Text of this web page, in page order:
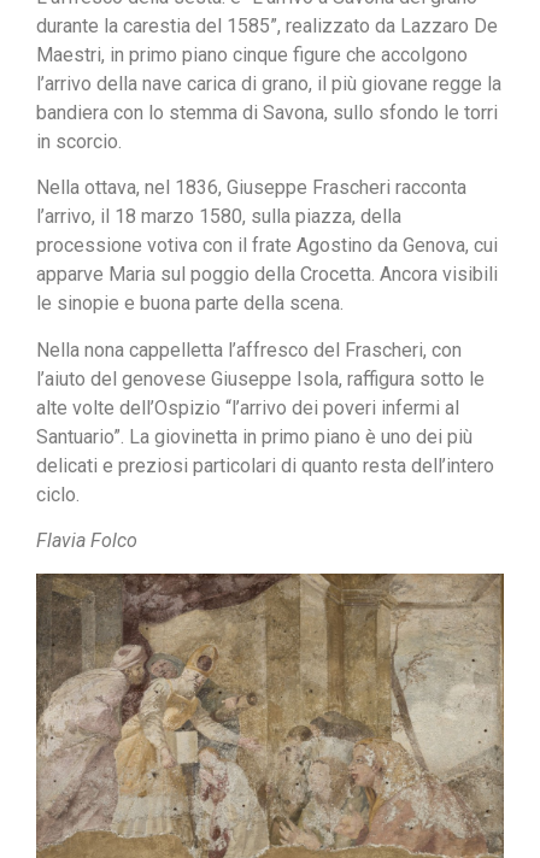
durante la carestia del 1585”, realizzato da Lazzaro De
Maestri, in primo piano cinque figure che accolgono
l’arrivo della nave carica di grano, il più giovane regge la
bandiera con lo stemma di Savona, sullo sfondo le torri
in scorcio.
Nella ottava, nel 1836, Giuseppe Frascheri racconta
l’arrivo, il 18 marzo 1580, sulla piazza, della
processione votiva con il frate Agostino da Genova, cui
apparve Maria sul poggio della Crocetta. Ancora visibili
le sinopie e buona parte della scena.
Nella nona cappelletta l’affresco del Frascheri, con
l’aiuto del genovese Giuseppe Isola, raffigura sotto le
alte volte dell’Ospizio “l’arrivo dei poveri infermi al
Santuario”. La giovinetta in primo piano è uno dei più
delicati e preziosi particolari di quanto resta dell’intero
ciclo.
Flavia Folco